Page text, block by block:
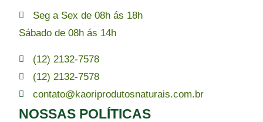
Seg a Sex de 08h ás 18h
Sábado de 08h ás 14h
(12) 2132-7578
(12) 2132-7578
contato@kaoriprodutosnaturais.com.br
NOSSAS POLÍTICAS